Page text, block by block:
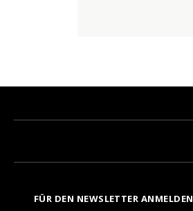
FÜR DEN NEWSLETTER ANMELDEN